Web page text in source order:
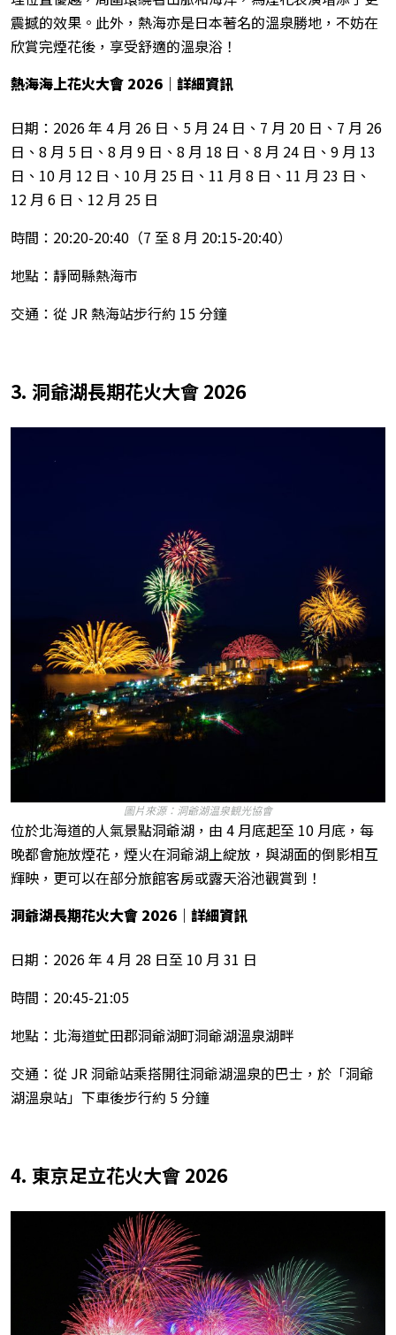
震撼的效果。此外，熱海亦是日本著名的溫泉勝地，不妨在
欣賞完煙花後，享受舒適的溫泉浴！
熱海海上花火大會 2026 ｜詳細資訊
日期：2026 年 4 月 26 日、5 月 24 日、7 月 20 日、7 月 26
日、8 月 5 日、8 月 9 日、8 月 18 日、8 月 24 日、9 月 13
日、10 月 12 日、10 月 25 日、11 月 8 日、11 月 23 日、
12 月 6 日、12 月 25 日
時間：20:20-20:40（7 至 8 月 20:15-20:40）
地點：靜岡縣熱海市
交通：從 JR 熱海站步行約 15 分鐘
3. 洞爺湖長期花火大會 2026
圖片來源：洞爺湖温泉観光協會
位於北海道的人氣景點洞爺湖，由 4 月底起至 10 月底，每
晚都會施放煙花，煙火在洞爺湖上綻放，與湖面的倒影相互
輝映，更可以在部分旅館客房或露天浴池觀賞到！
洞爺湖長期花火大會 2026 ｜詳細資訊
日期：2026 年 4 月 28 日至 10 月 31 日
時間：20:45-21:05
地點：北海道虻田郡洞爺湖町洞爺湖溫泉湖畔
交通：從 JR 洞爺站乘搭開往洞爺湖溫泉的巴士，於「洞爺
湖溫泉站」下車後步行約 5 分鐘
4. 東京足立花火大會 2026